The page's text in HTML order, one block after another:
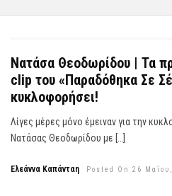
Νατάσα Θεοδωρίδου | Τα
clip του «Παραδόθηκα Σε
κυκλοφορήσει!
Λίγες μέρες μόνο έμειναν για την
Νατάσας Θεοδωρίδου με […]
Ελεάννα Καπάνταη Posted On 26